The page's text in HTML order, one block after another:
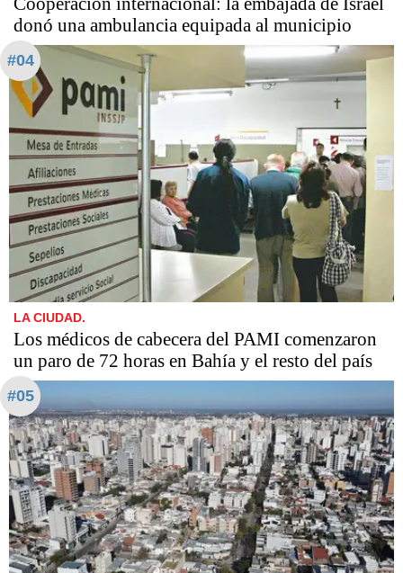
donó una ambulancia equipada al municipio
#04
LA CIUDAD.
Los médicos de cabecera del PAMI comenzaron
un paro de 72 horas en Bahía y el resto del país
#05